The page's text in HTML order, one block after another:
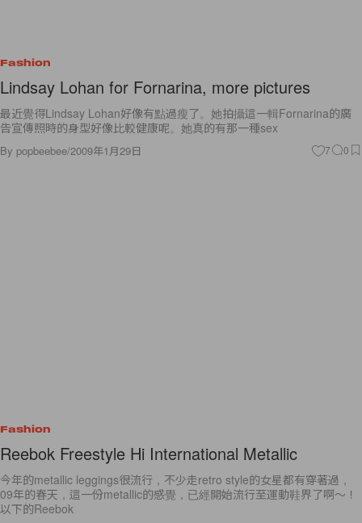
Fashion
Lindsay Lohan for Fornarina, more pictures
最近覺得Lindsay Lohan好像有點過瘦了。她拍攝這一輯Fornarina的廣
告宣傳照時的身型好像比較健康呢。她真的有那一種sex
By popbeebee/2009年1月29日 7 0
Fashion
Reebok Freestyle Hi International Metallic
今年的metallic leggings很流行，不少走retro style的女星都有穿著過，
09年的春天，這一份metallic的感覺，已經開始流行至運動鞋界了啊～！
以下的Reebok